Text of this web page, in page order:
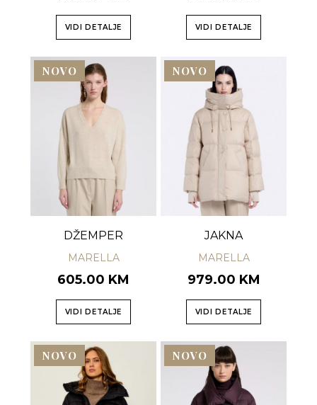
VIDI DETALJE VIDI DETALJE
NOVO
DŽEMPER
MARELLA
605.00 KM
VIDI DETALJE
NOVO
JAKNA
MARELLA
979.00 KM
VIDI DETALJE
NOVO NOVO